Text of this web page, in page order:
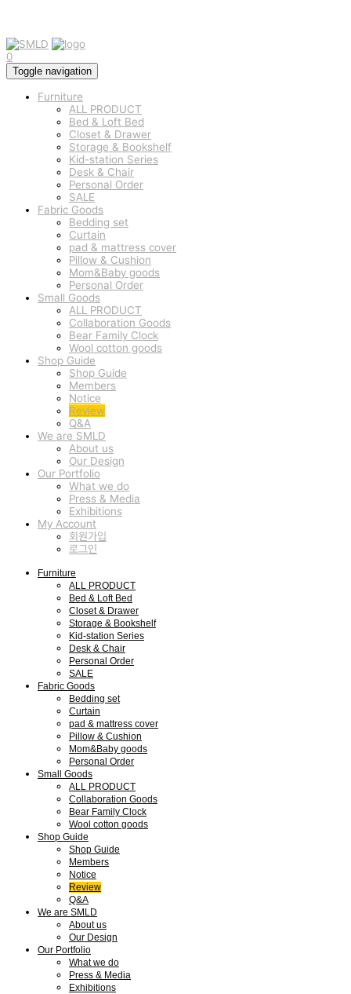
0
Toggle navigation
Furniture
ALL PRODUCT
Bed & Loft Bed
Closet & Drawer
Storage & Bookshelf
Kid-station Series
Desk & Chair
Personal Order
SALE
Fabric Goods
Bedding set
Curtain
pad & mattress cover
Pillow & Cushion
Mom&Baby goods
Personal Order
Small Goods
ALL PRODUCT
Collaboration Goods
Bear Family Clock
Wool cotton goods
Shop Guide
Shop Guide
Members
Notice
Review
Q&A
We are SMLD
About us
Our Design
Our Portfolio
What we do
Press & Media
Exhibitions
My Account
회원가입
로그인
Furniture
ALL PRODUCT
Bed & Loft Bed
Closet & Drawer
Storage & Bookshelf
Kid-station Series
Desk & Chair
Personal Order
SALE
Fabric Goods
Bedding set
Curtain
pad & mattress cover
Pillow & Cushion
Mom&Baby goods
Personal Order
Small Goods
ALL PRODUCT
Collaboration Goods
Bear Family Clock
Wool cotton goods
Shop Guide
Shop Guide
Members
Notice
Review
Q&A
We are SMLD
About us
Our Design
Our Portfolio
What we do
Press & Media
Exhibitions